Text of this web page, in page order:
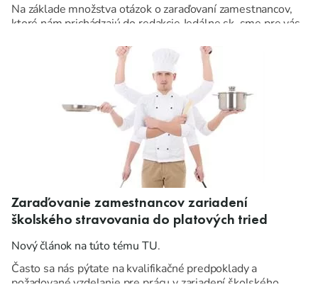
Na základe množstva otázok o zaraďovaní zamestnancov,
ktoré nám prichádzajú do redakcie Jedálne.sk, sme pre vás
Zaraďovanie zamestnancov zariadení
školského stravovania do platových tried
Nový článok na túto tému TU.
Často sa nás pýtate na kvalifikačné predpoklady a
požadované vzdelanie pre prácu v zariadení školského